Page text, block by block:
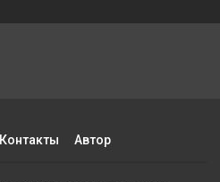
Контакты Автор